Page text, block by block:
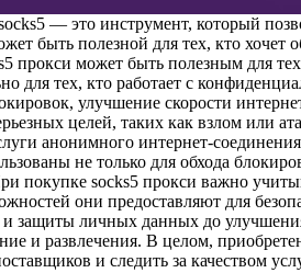
— этo инструмент, который
быть полезной для тех, кто хочет
прокси может быть полезным для
для тех, кто работает с
улучшение скорости
целей, таких как взлом или
анонимного интернет-
не только для обхода
покупке socks5 прокси важно
они предоставляют для
и защиты личных данных до
и развлечения. В целом,
и следить за качеством